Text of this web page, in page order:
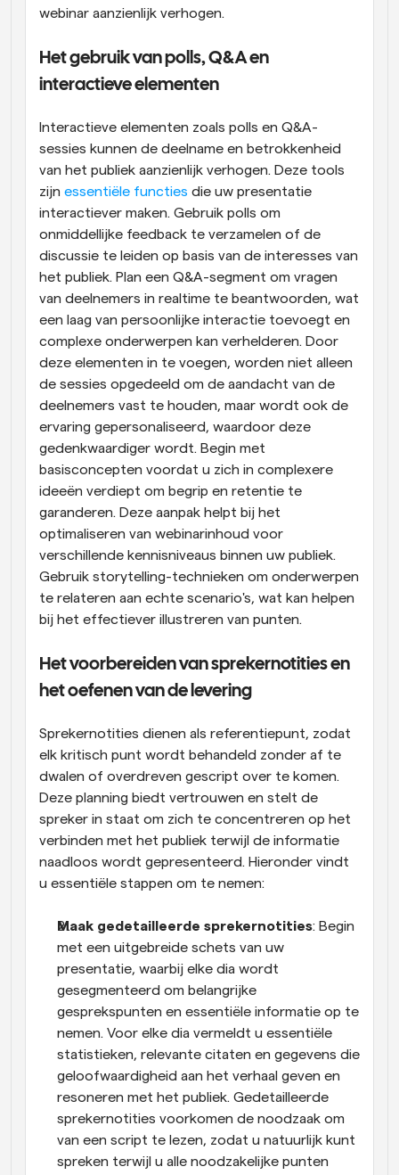
webinar aanzienlijk verhogen.
Het gebruik van polls, Q&A en
interactieve elementen
Interactieve elementen zoals polls en Q&A-
sessies kunnen de deelname en betrokkenheid
van het publiek aanzienlijk verhogen. Deze tools
zijn essentiële functies die uw presentatie
interactiever maken. Gebruik polls om
onmiddellijke feedback te verzamelen of de
discussie te leiden op basis van de interesses van
het publiek. Plan een Q&A-segment om vragen
van deelnemers in realtime te beantwoorden, wat
een laag van persoonlijke interactie toevoegt en
complexe onderwerpen kan verhelderen. Door
deze elementen in te voegen, worden niet alleen
de sessies opgedeeld om de aandacht van de
deelnemers vast te houden, maar wordt ook de
ervaring gepersonaliseerd, waardoor deze
gedenkwaardiger wordt. Begin met
basisconcepten voordat u zich in complexere
ideeën verdiept om begrip en retentie te
garanderen. Deze aanpak helpt bij het
optimaliseren van webinarinhoud voor
verschillende kennisniveaus binnen uw publiek.
Gebruik storytelling-technieken om onderwerpen
te relateren aan echte scenario's, wat kan helpen
bij het effectiever illustreren van punten.
Het voorbereiden van sprekernotities en
het oefenen van de levering
Sprekernotities dienen als referentiepunt, zodat
elk kritisch punt wordt behandeld zonder af te
dwalen of overdreven gescript over te komen.
Deze planning biedt vertrouwen en stelt de
spreker in staat om zich te concentreren op het
verbinden met het publiek terwijl de informatie
naadloos wordt gepresenteerd. Hieronder vindt
u essentiële stappen om te nemen:
Maak gedetailleerde sprekernotities: Begin
met een uitgebreide schets van uw
presentatie, waarbij elke dia wordt
gesegmenteerd om belangrijke
gesprekspunten en essentiële informatie op te
nemen. Voor elke dia vermeldt u essentiële
statistieken, relevante citaten en gegevens die
geloofwaardigheid aan het verhaal geven en
resoneren met het publiek. Gedetailleerde
sprekernotities voorkomen de noodzaak om
van een script te lezen, zodat u natuurlijk kunt
spreken terwijl u alle noodzakelijke punten